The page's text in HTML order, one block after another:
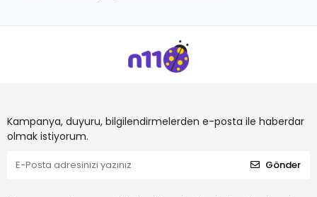
Kampanya, duyuru, bilgilendirmelerden e-posta ile haberdar
olmak istiyorum.
Gönder